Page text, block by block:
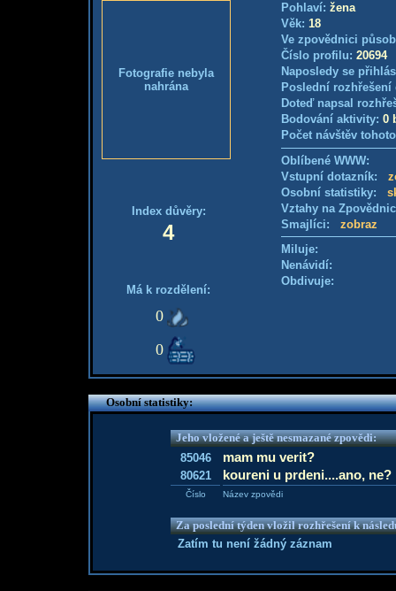
Fotografie nebyla
nahrána
Index důvěry:
4
Má k rozdělení:
0
0
Pohlaví: žena
Věk: 18
Ve zpovědnici
Číslo profilu: 20694
Naposledy se
Poslední
Doteď napsal
Bodování aktivity: 0
Počet návštěv
Oblíbené WWW:
Vstupní dotazník:
Osobní statistiky:
Vztahy na
Smajlíci: zobraz
Miluje:
Nenávidí:
Obdivuje:
Osobní statistiky:
Jeho vložené a ještě nesmazané zpovědi:
85046
mam mu verit?
80621 koureni u prdeni....ano, ne?
Číslo Název zpovědi
Za poslední týden vložil rozhřešení k
Zatím tu není žádný záznam